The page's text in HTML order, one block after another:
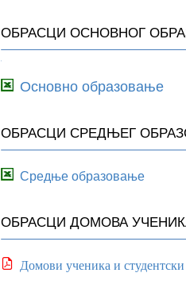
ОБРАСЦИ ОСНОВНОГ
Основно образовање
ОБРАСЦИ СРЕДЊЕГ
Средње образовање
ОБРАСЦИ ДОМОВА
Домови ученика и